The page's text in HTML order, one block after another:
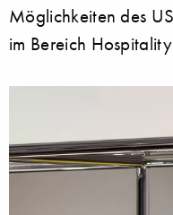
Möglichkeiten des
im Bereich